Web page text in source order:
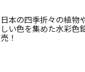
日本の四季折々の植物
しい色を集めた水彩色
売！